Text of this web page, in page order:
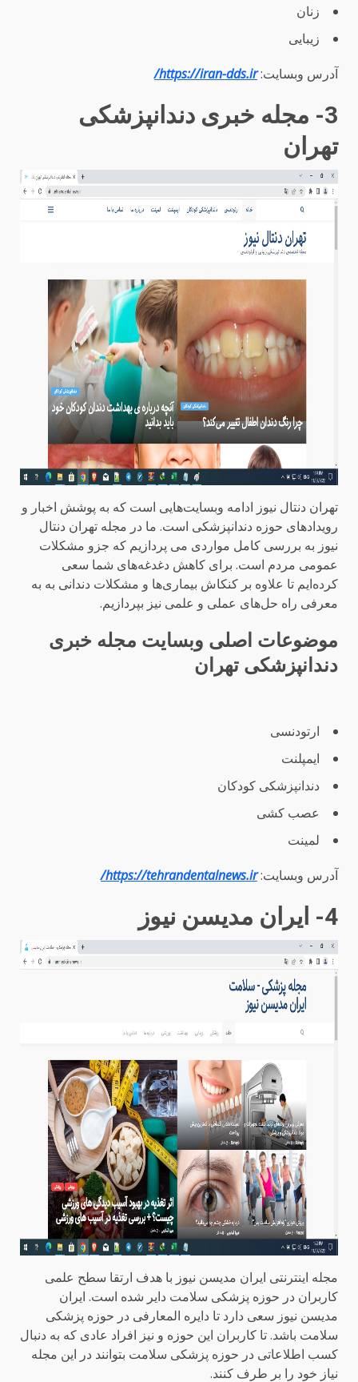
زنان
زیبایی
آدرس وبسایت:https://iran-dds.ir/
3- مجله خبری دندانپزشکی
تهران
تهران دنتال نیوز ادامه وبسایت‌هایی است که به پوشش اخبار و
رویدادهای حوزه دندانپزشکی است. ما در مجله تهران دنتال
نیوز به بررسی کامل مواردی می پردازیم که جزو مشکلات
عمومی مردم است. برای کاهش دغدغه‌های شما سعی
کرده‌ایم تا علاوه بر کنکاش بیماری‌ها و مشکلات دندانی به به
معرفی راه حل‌های عملی و علمی نیز بپردازیم.
موضوعات اصلی وبسایت مجله خبری
دندانپزشکی تهران
ارتودنسی
ایمپلنت
دندانپزشکی کودکان
عصب کشی
لمینت
آدرس وبسایت:https://tehrandentalnews.ir/
4- ایران مدیسن نیوز
مجله اینترنتی ایران مدیسن نیوز با هدف ارتقا سطح علمی
کاربران در حوزه پزشکی سلامت دایر شده است. ایران
مدیسن نیوز سعی دارد تا دایره المعارفی در حوزه پزشکی
سلامت باشد. تا کاربران این حوزه و نیز افراد عادی که به دنبال
کسب اطلاعاتی در حوزه پزشکی سلامت بتوانند در این مجله
نیاز خود را بر طرف کنند.